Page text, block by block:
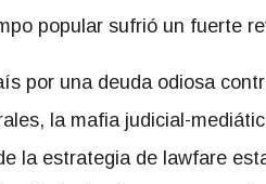
popular sufrió un fuerte
por una deuda odiosa
la mafia judicial-
la estrategia de lawfare